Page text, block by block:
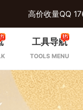
高价收量QQ
工具导航
TOOLS MENU